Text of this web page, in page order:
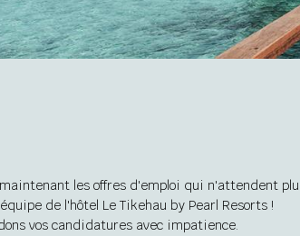
les offres d'emploi qui n'attendent
de l'hôtel Le Tikehau by Pearl Resorts !
vos candidatures avec impatience.